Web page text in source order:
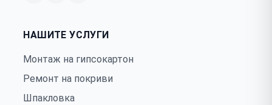
НАШИТЕ УСЛУГИ
Монтаж на гипсокартон
Ремонт на покриви
Шпакловка